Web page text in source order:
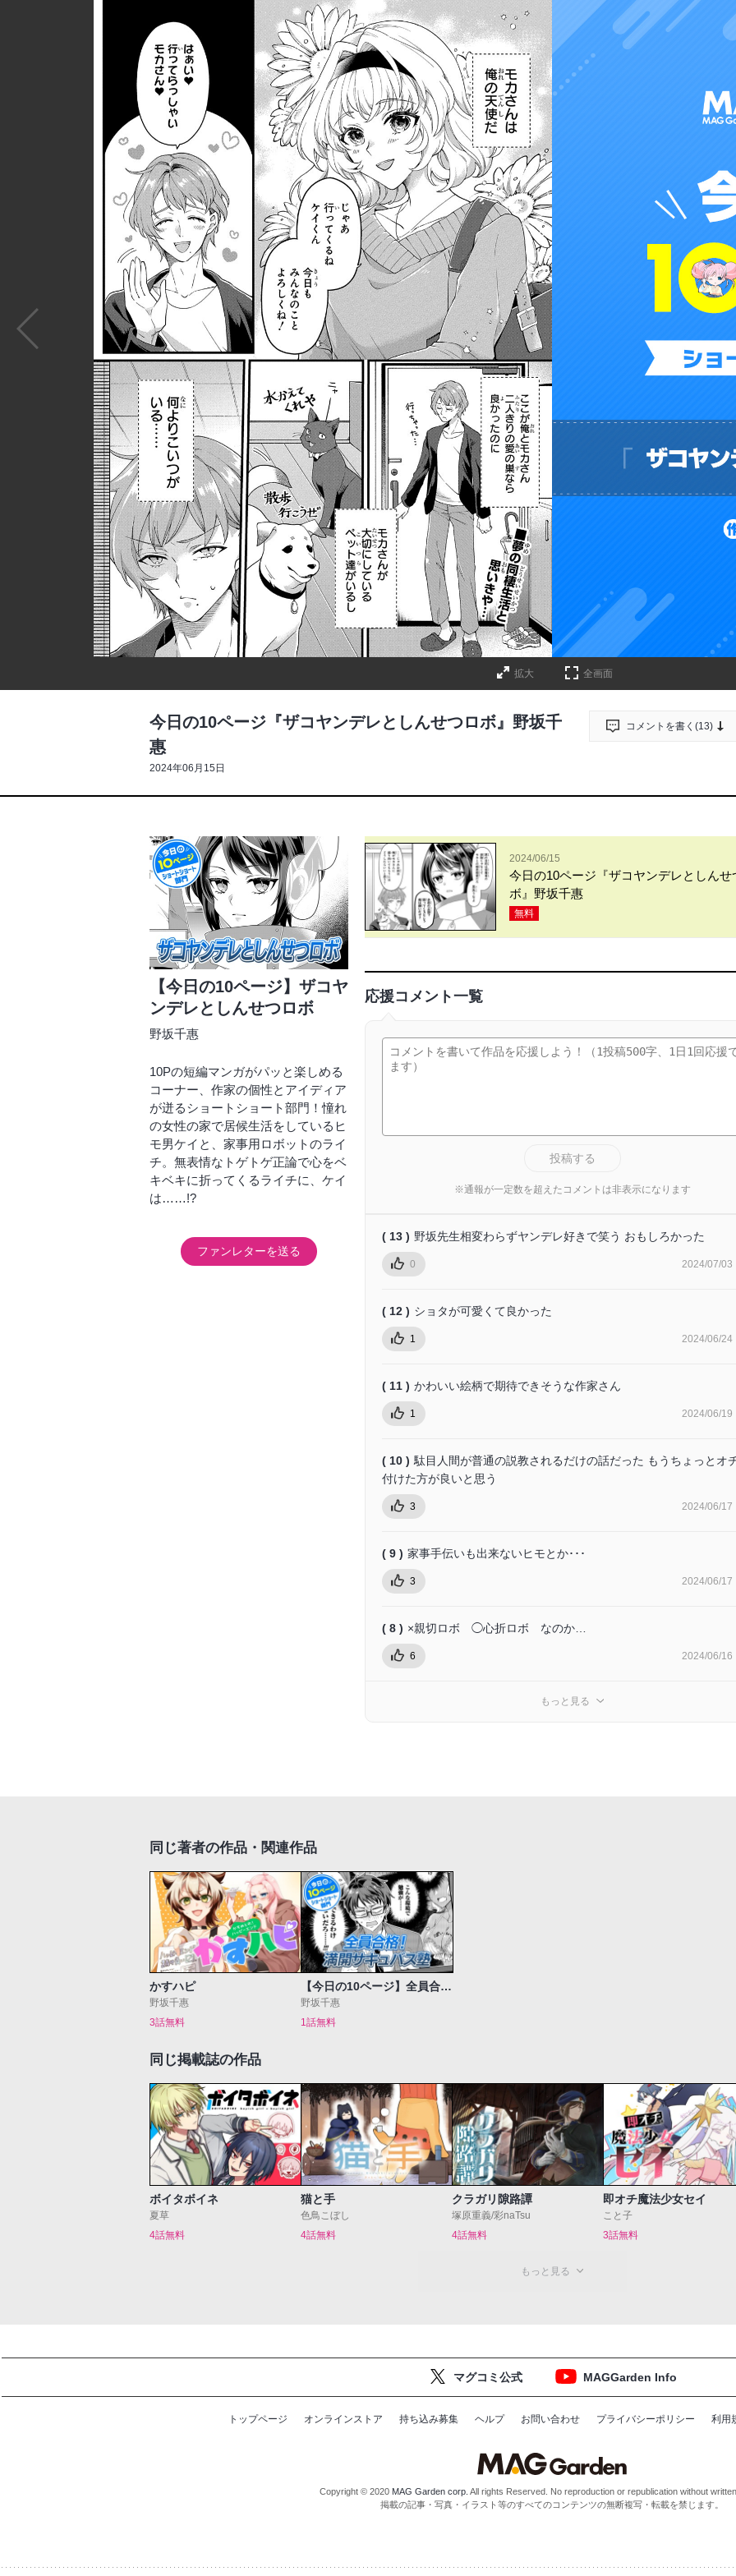
拡大 全画面
今日の10ページ『ザコヤンデレとしんせつロボ』野坂千
惠
2024年06月15日
コメントを書く(13)
【今日の10ページ】ザコヤ
ンデレとしんせつロボ
野坂千惠
10Pの短編マンガがパッと楽しめる
コーナー、作家の個性とアイディア
が迸るショートショート部門！憧れ
の女性の家で居候生活をしているヒ
モ男ケイと、家事用ロボットのライ
チ。無表情なトゲトゲ正論で心をベ
キベキに折ってくるライチに、ケイ
は……!?
ファンレターを送る
2024/06/15
今日の10ページ『ザコヤンデレとしんせ
ボ』野坂千惠
無料
応援コメント一覧
投稿する
※通報が一定数を超えたコメントは非表示になります
( 13 ) 野坂先生相変わらずヤンデレ好きで笑う おもしろかった
0 2024/07/03
( 12 ) ショタが可愛くて良かった
1 2024/06/24
( 11 ) かわいい絵柄で期待できそうな作家さん
1 2024/06/19
( 10 ) 駄目人間が普通の説教されるだけの話だった もうちょっとオ
付けた方が良いと思う
3 2024/06/17
( 9 ) 家事手伝いも出来ないヒモとか･･･
3 2024/06/17
( 8 ) ×親切ロボ ◯心折ロボ なのか…
6 2024/06/16
もっと見る
同じ著者の作品・関連作品
かすハピ
野坂千惠
3話無料
【今日の10ページ】全員合格！満開サキュバス塾
野坂千惠
1話無料
同じ掲載誌の作品
ボイタボイネ
夏草
4話無料
猫と手
色鳥こぼし
4話無料
クラガリ隙路譚
塚原重義/彩naTsu
4話無料
即オチ魔法少女セイ
こと子
3話無料
もっと見る
マグコミ公式 MAGGarden Info
トップページ オンラインストア 持ち込み募集 ヘルプ お問い合わせ プライバシーポリシー 利用
Copyright © 2020 MAG Garden corp. All rights Reserved. No reproduction or republication without
掲載の記事・写真・イラスト等のすべてのコンテンツの無断複写・転載を禁じます。